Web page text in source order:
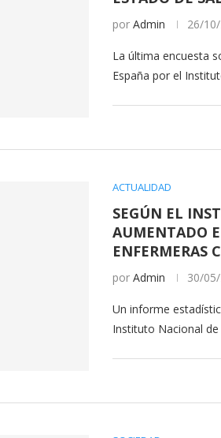
por Admin 26/
La última encuesta
España por el
ACTUALIDAD
SEGÚN EL
AUMENTADO
ENFERMERAS
por Admin 30/
Un informe
Instituto Nacional